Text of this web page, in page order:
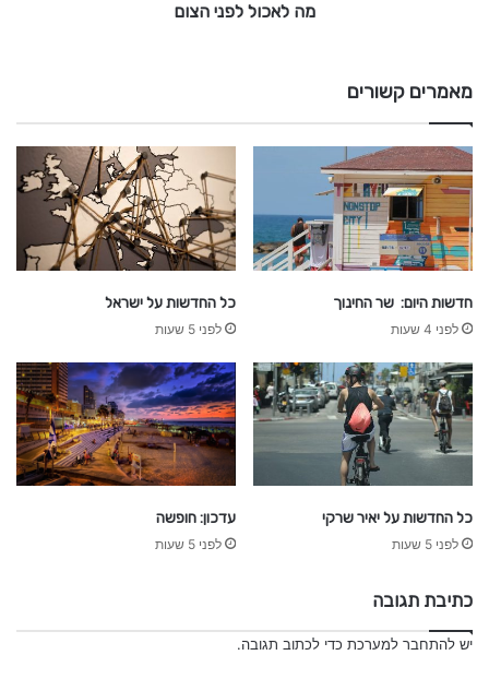
ם
מה לאכול לפני הצום
מאמרים קשורים
חדשות היום: שר החינוך
לפני 4 שעות
כל החדשות על ישראל
לפני 5 שעות
כל החדשות על יאיר שרקי
לפני 5 שעות
עדכון: חופשה
לפני 5 שעות
כתיבת תגובה
יש להתחבר למערכת כדי לכתוב תגובה.